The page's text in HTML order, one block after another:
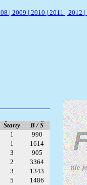
| 2009 | 2010 | 2011 | 2012 |
Štarty
B / Š
1
990
1
1614
3
905
2
3364
3
1343
5
1486